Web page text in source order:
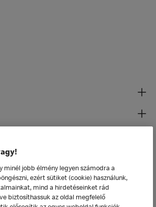
minél jobb élmény legyen számodra a
ezért sütiket (cookie) használunk,
mind a hirdetéseinket rád
biztosíthassuk az oldal megfelelő